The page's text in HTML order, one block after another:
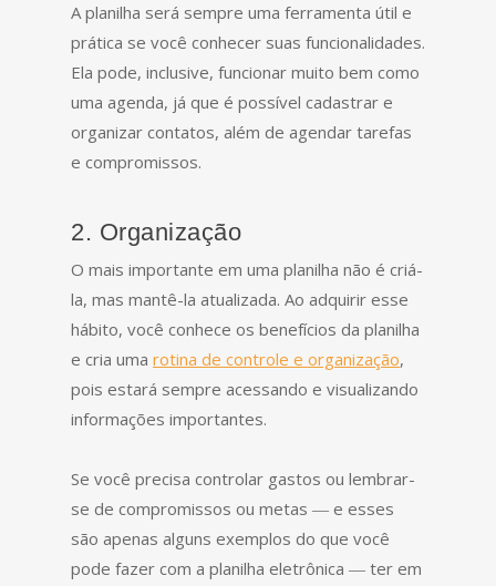
A planilha será sempre uma ferramenta útil e
prática se você conhecer suas funcionalidades.
Ela pode, inclusive, funcionar muito bem como
uma agenda, já que é possível cadastrar e
organizar contatos, além de agendar tarefas
e compromissos.
2. Organização
O mais importante em uma planilha não é criá-
la, mas mantê-la atualizada. Ao adquirir esse
hábito, você conhece os benefícios da planilha
e cria uma rotina de controle e organização,
pois estará sempre acessando e visualizando
informações importantes.
Se você precisa controlar gastos ou lembrar-
se de compromissos ou metas ― e esses
são apenas alguns exemplos do que você
pode fazer com a planilha eletrônica ― ter em